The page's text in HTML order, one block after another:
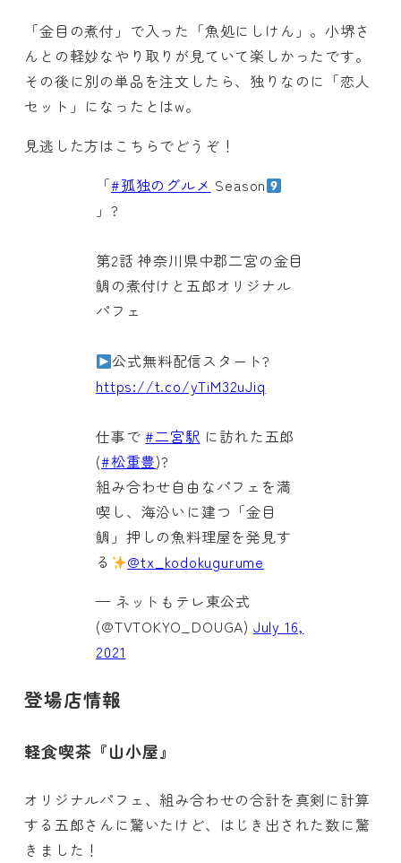
「金目の煮付」で入った「魚処にしけん」。小堺さ
んとの軽妙なやり取りが見ていて楽しかったです。
その後に別の単品を注文したら、独りなのに「恋人
セット」になったとはw。
見逃した方はこちらでどうぞ！
「#孤独のグルメ Season
」?
第2話 神奈川県中郡二宮の金目
鯛の煮付けと五郎オリジナル
パフェ
公式無料配信スタート?
https://t.co/yTiM32uJiq
仕事で#二宮駅 に訪れた五郎
(#松重豊)?
組み合わせ自由なパフェを満
喫し、海沿いに建つ「金目
鯛」押しの魚料理屋を発見す
る
@tx_kodokugurume
— ネットもテレ東公式
(@TVTOKYO_DOUGA) July 16,
2021
登場店情報
軽食喫茶『山小屋』
オリジナルパフェ、組み合わせの合計を真剣に計算
する五郎さんに驚いたけど、はじき出された数に驚
きました！